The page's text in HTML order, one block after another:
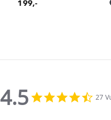
199,-
4.5
star
27